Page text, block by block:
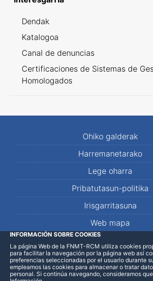
Dendak
Katalogoa
Canal de denuncias
Certificaciones de Sistemas de
Homologados
Ohiko galderak
Harremanetarako
Lege oharra
Pribatutasun-politika
Irisgarritasuna
Web mapa
LinkedInFacebookWhatsApp
INFORMACIÓN SOBRE COOKIES
La página Web de la FNMT-RCM utiliza cookies
para facilitar la navegación por la página web así
preferencias seleccionadas por el usuario durante
empleamos las cookies para almacenar o tratar
personal. Si continúa navegando, consideramos